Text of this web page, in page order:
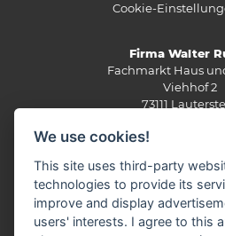
Cookie-
Firma Walter
Fachmarkt Haus
Viehhof 2
73111
Telefon: 07332 /
E-Mail:
We use cookies!
This site uses third-party
technologies to provide its
improve and display
users' interests. I agree to this